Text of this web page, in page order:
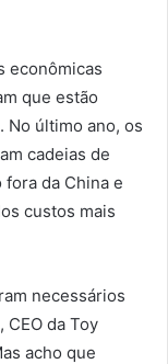
econômicas
que estão
No último ano, os
cadeias de
da China e
custos mais
necessários
CEO da Toy
acho que